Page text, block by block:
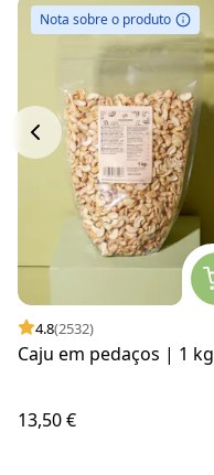
Nota sobre o produto
4.8(2532)
Caju em pedaços | 1 kg
13,50 €